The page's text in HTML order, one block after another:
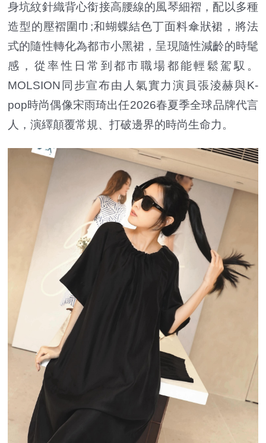
身坑紋針織背心銜接高腰線的風琴細褶，配以多種
造型的壓褶圍巾;和蝴蝶結色丁面料傘狀裙，將法
式的隨性轉化為都市小黑裙，呈現隨性減齡的時髦
感，從率性日常到都市職場都能輕鬆駕馭。
MOLSION同步宣布由人氣實力演員張淩赫與K-
pop時尚偶像宋雨琦出任2026春夏季全球品牌代言
人，演繹顛覆常規、打破邊界的時尚生命力。